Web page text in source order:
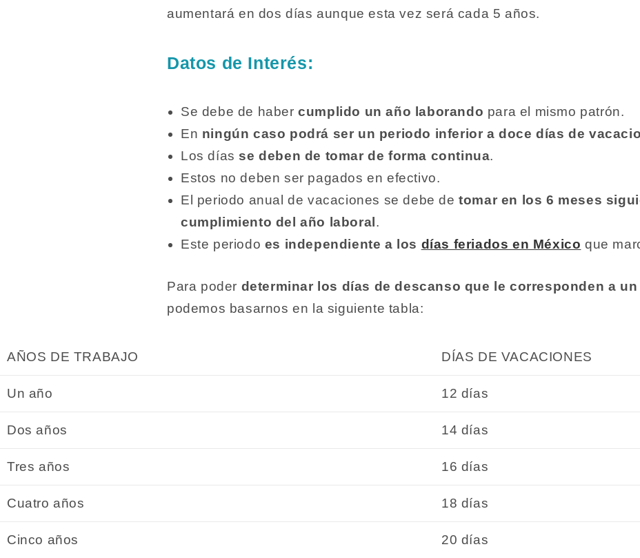
aumentará en dos días aunque esta vez será cada 5 años.
Datos de Interés:
Se debe de habercumplido un año laborando para el mismo patrón.
En ningún caso podrá ser un periodo inferior a doce días de
Los días se deben de tomar de forma continua.
Estos no deben ser pagados en efectivo.
El periodo anual de vacaciones se debe detomar en los 6 meses
cumplimiento del año laboral .
Este periodo es independiente a los días feriados en México que
Para poder determinar los días de descanso que le corresponden a
podemos basarnos en la siguiente tabla:
AÑOS DE TRABAJO DÍAS DE VACACIONES
Un año 12 días
Dos años 14 días
Tres años 16 días
Cuatro años 18 días
Cinco años 20 días